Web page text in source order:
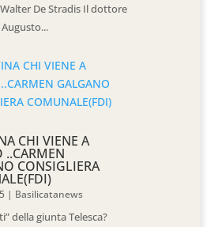
De Stradis Il dottore
CHI VIENE A
..CARMEN
CONSIGLIERA
| Basilicatanews
della giunta Telesca?